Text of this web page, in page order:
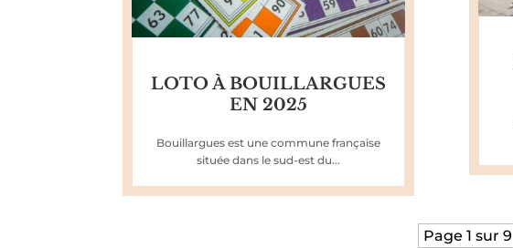
LOTO À BOUILLARGUES
EN 2025
Bouillargues est une commune française
située dans le sud-est du...
Page 1 sur 9